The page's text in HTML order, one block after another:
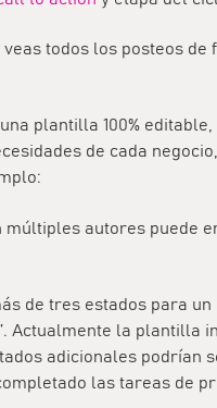
todos los posteos de
plantilla 100%
de cada
múltiples autores puede
de tres estados para
Actualmente la plantilla
adicionales podrían
las tareas de